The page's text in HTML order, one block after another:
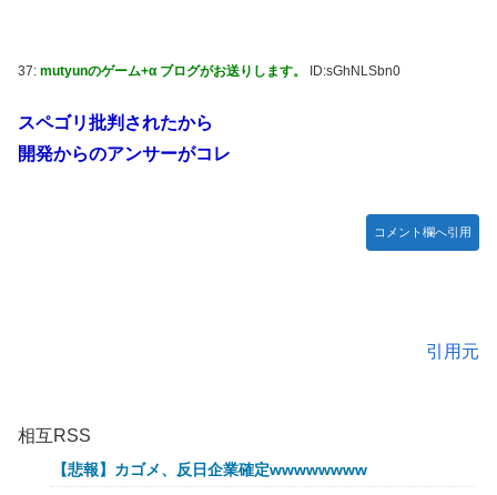
37: mutyunのゲーム+α ブログがお送りします。 ID:sGhNLSbn0
スペゴリ批判されたから
開発からのアンサーがコレ
コメント欄へ引用
引用元
相互RSS
【悲報】カゴメ、反日企業確定wwwwwwww